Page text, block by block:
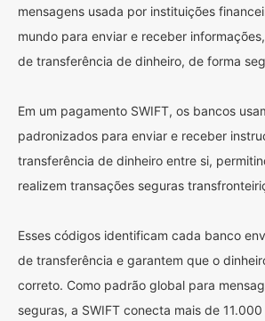
mensagens usada por instituições
mundo para enviar e receber
de transferência de dinheiro, de forma
Em um pagamento SWIFT, os bancos
padronizados para enviar e receber
transferência de dinheiro entre si,
realizem transações seguras
Esses códigos identificam cada banco
de transferência e garantem que o
correto. Como padrão global para
seguras, a SWIFT conecta mais de